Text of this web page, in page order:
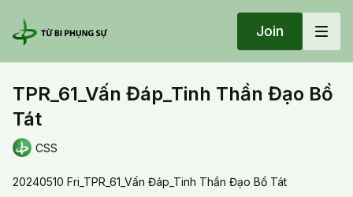
Join
TPR_61_Vấn Đáp_Tinh Thần Đạo Bồ
Tát
CSS
20240510 Fri_TPR_61_Vấn Đáp_Tinh Thần Đạo Bồ Tát